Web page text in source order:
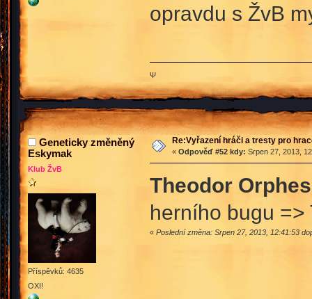
opravdu s ŽvB
Ψ
Geneticky změněný
Eskymak
Klub ŽvB
Příspěvků: 4635
OXI!
Re:Vyřazení hráči a tresty pro
« Odpověď #52 kdy: Srpen 27, 2013,
Theodor Orphes
herního bugu
« Poslední změna: Srpen 27, 2013, 12:41:53